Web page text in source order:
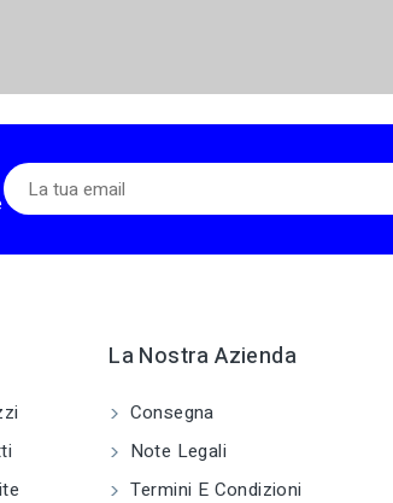
La Nostra Azienda
Consegna
Note Legali
Termini E Condizioni